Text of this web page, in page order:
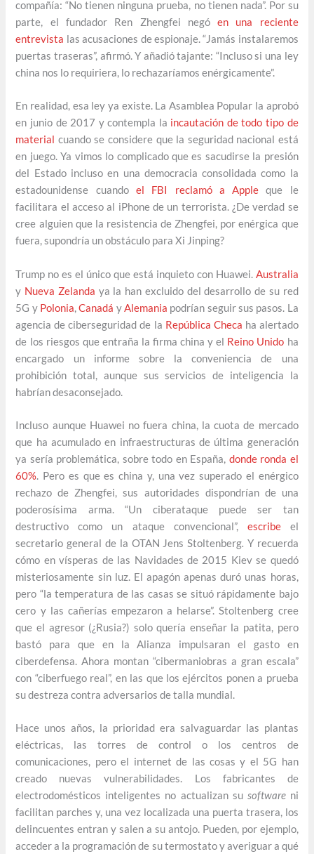
compañía: “No tienen ninguna prueba, no tienen nada”. Por su
parte, el fundador Ren Zhengfei negóen una reciente
entrevista las acusaciones de espionaje. “Jamás instalaremos
puertas traseras”, afirmó. Y añadió tajante: “Incluso si una ley
china nos lo requiriera, lo rechazaríamos enérgicamente”.
En realidad, esa ley ya existe. La Asamblea Popular la aprobó
en junio de 2017 y contempla la incautación de todo tipo de
material cuando se considere que la seguridad nacional está
en juego. Ya vimos lo complicado que es sacudirse la presión
del Estado incluso en una democracia consolidada como la
estadounidense cuando el FBI reclamó a Apple que le
facilitara el acceso al iPhone de un terrorista. ¿De verdad se
cree alguien que la resistencia de Zhengfei, por enérgica que
fuera, supondría un obstáculo para Xi Jinping?
Trump no es el único que está inquieto con Huawei. Australia
y Nueva Zelanda ya la han excluido del desarrollo de su red
5G y Polonia,Canadá yAlemania podrían seguir sus pasos. La
agencia de ciberseguridad de la República Checa ha alertado
de los riesgos que entraña la firma china y el Reino Unido ha
encargado un informe sobre la conveniencia de una
prohibición total, aunque sus servicios de inteligencia la
habrían desaconsejado.
Incluso aunque Huawei no fuera china, la cuota de mercado
que ha acumulado en infraestructuras de última generación
ya sería problemática, sobre todo en España, donde ronda el
60%. Pero es que es china y, una vez superado el enérgico
rechazo de Zhengfei, sus autoridades dispondrían de una
poderosísima arma. “Un ciberataque puede ser tan
destructivo como un ataque convencional”, escribeel
secretario general de la OTAN Jens Stoltenberg. Y recuerda
cómo en vísperas de las Navidades de 2015 Kiev se quedó
misteriosamente sin luz. El apagón apenas duró unas horas,
pero “la temperatura de las casas se situó rápidamente bajo
cero y las cañerías empezaron a helarse”. Stoltenberg cree
que el agresor (¿Rusia?) solo quería enseñar la patita, pero
bastó para que en la Alianza impulsaran el gasto en
ciberdefensa. Ahora montan “cibermaniobras a gran escala”
con “ciberfuego real”, en las que los ejércitos ponen a prueba
su destreza contra adversarios de talla mundial.
Hace unos años, la prioridad era salvaguardar las plantas
eléctricas, las torres de control o los centros de
comunicaciones, pero el internet de las cosas y el 5G han
creado nuevas vulnerabilidades. Los fabricantes de
electrodomésticos inteligentes no actualizan su softwareni
facilitan parches y, una vez localizada una puerta trasera, los
delincuentes entran y salen a su antojo. Pueden, por ejemplo,
acceder a la programación de su termostato y averiguar a qué